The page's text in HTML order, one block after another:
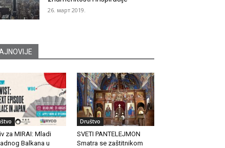
26. март 2019.
za MIRAI: Mladi
Balkana u
Društvo
SVETI PANTELEJMON
Smatra se zaštitnikom